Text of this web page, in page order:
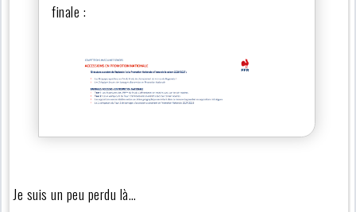
finale :
Je suis un peu perdu là…